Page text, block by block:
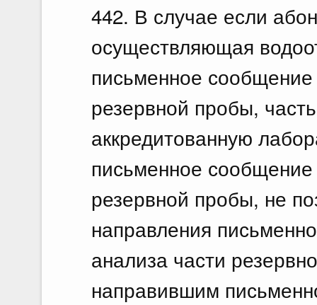
442. В случае если
осуществляющая
письменное
резервной пробы,
аккредитованную
письменное
резервной пробы, не
направления
анализа части
направившим